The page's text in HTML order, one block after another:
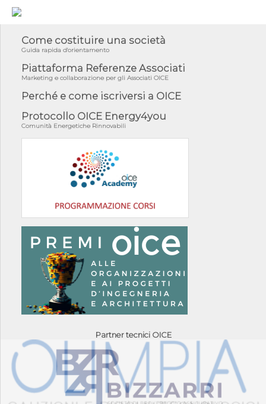
Come costituire una società
Guida rapida d'orientamento
Piattaforma Referenze Associati
Marketing e collaborazione per gli Associati OICE
Perché e come iscriversi a OICE
Protocollo OICE Energy4you
Comunità Energetiche Rinnovabili
Partner tecnici OICE